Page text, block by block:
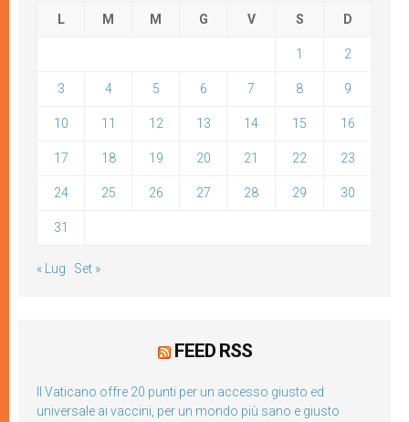
L M M G V S D
1 2
3 4 5 6 7 8 9
10 11 12 13 14 15 16
17 18 19 20 21 22 23
24 25 26 27 28 29 30
31
« Lug Set »
FEED RSS
Il Vaticano offre 20 punti per un accesso giusto ed
universale ai vaccini, per un mondo più sano e giusto